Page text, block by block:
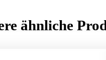
ähnliche